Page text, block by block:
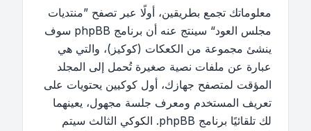
معلوماتك تجمع بطريقين، أولًا عبر تصفح ”منتديات
مجلس العود“ سينتج عنه أن برنامج phpBB سوف
ينشئ مجموعة من الكعكات (كوكيز)، والتي هي
عبارة عن ملفات نصية صغيرة تُحمل إلى المجلد
المؤقت لمتصفح جهازك، أول كوكيين يحتويات على
تعريف المستخدم ومعرف جلسة مجهول، يعينهما
لك تلقائيًا برنامج phpBB. الكوكي الثالث سيتم